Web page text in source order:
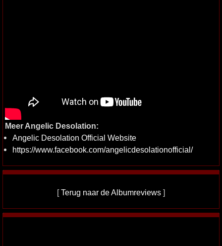
Meer Angelic Desolation:
Angelic Desolation Official Website
https://www.facebook.com/angelicdesolationofficial/
[Terug naar de Albumreviews ]